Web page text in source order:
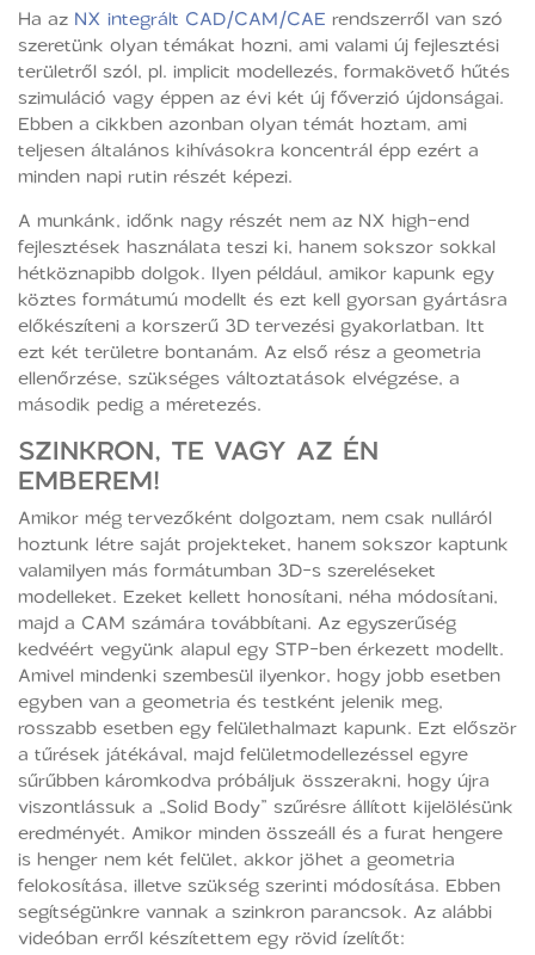
Ha az NX integrált CAD/CAM/CAE rendszerről van szó
szeretünk olyan témákat hozni, ami valami új fejlesztési
területről szól, pl. implicit modellezés, formakövető hűtés
szimuláció vagy éppen az évi két új főverzió újdonságai.
Ebben a cikkben azonban olyan témát hoztam, ami
teljesen általános kihívásokra koncentrál épp ezért a
minden napi rutin részét képezi.
A munkánk, időnk nagy részét nem az NX high-end
fejlesztések használata teszi ki, hanem sokszor sokkal
hétköznapibb dolgok. Ilyen például, amikor kapunk egy
köztes formátumú modellt és ezt kell gyorsan gyártásra
előkészíteni a korszerű 3D tervezési gyakorlatban. Itt
ezt két területre bontanám. Az első rész a geometria
ellenőrzése, szükséges változtatások elvégzése, a
második pedig a méretezés.
SZINKRON, TE VAGY AZ ÉN
EMBEREM!
Amikor még tervezőként dolgoztam, nem csak nulláról
hoztunk létre saját projekteket, hanem sokszor kaptunk
valamilyen más formátumban 3D-s szereléseket
modelleket. Ezeket kellett honosítani, néha módosítani,
majd a CAM számára továbbítani. Az egyszerűség
kedvéért vegyünk alapul egy STP-ben érkezett modellt.
Amivel mindenki szembesül ilyenkor, hogy jobb esetben
egyben van a geometria és testként jelenik meg,
rosszabb esetben egy felülethalmazt kapunk. Ezt először
a tűrések játékával, majd felületmodellezéssel egyre
sűrűbben káromkodva próbáljuk összerakni, hogy újra
viszontlássuk a „Solid Body” szűrésre állított kijelölésünk
eredményét. Amikor minden összeáll és a furat hengere
is henger nem két felület, akkor jöhet a geometria
felokosítása, illetve szükség szerinti módosítása. Ebben
segítségünkre vannak a szinkron parancsok. Az alábbi
videóban erről készítettem egy rövid ízelítőt: